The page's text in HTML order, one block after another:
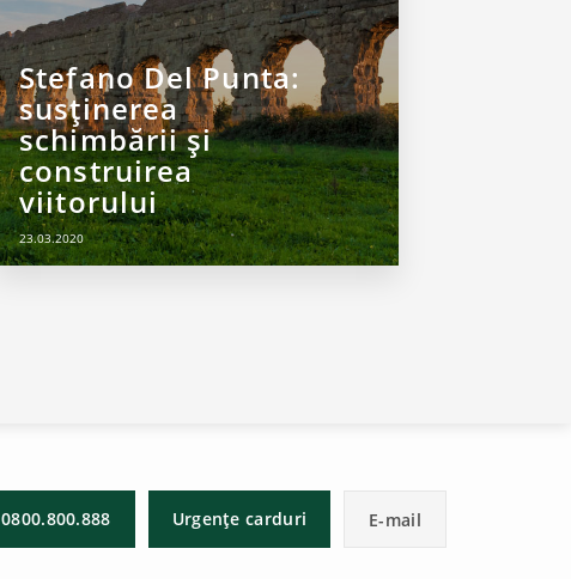
Stefano Del Punta:
susținerea
schimbării și
construirea
viitorului
23.03.2020
0800.800.888 Urgențe carduri E-mail